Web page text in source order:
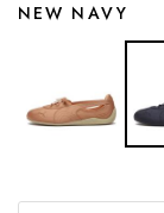
NEW NAVY